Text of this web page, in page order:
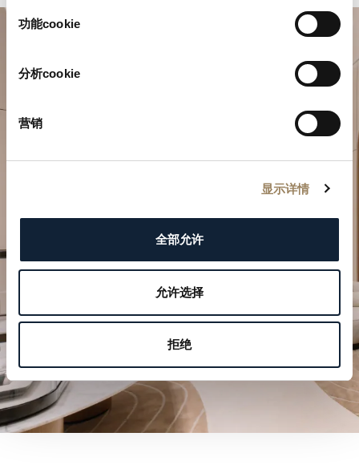
功能cookie
分析cookie
营销
显示详情
全部允许
允许选择
拒绝